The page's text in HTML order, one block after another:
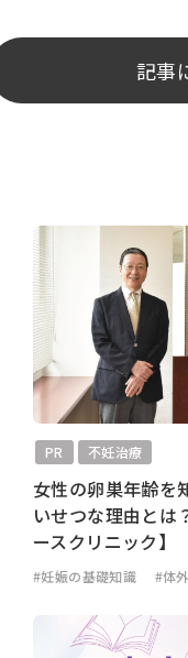
記事
PR 不妊治療
女性の卵巣年齢を
いせつな理由とは
ースクリニック】
#妊娠の基礎知識 #体